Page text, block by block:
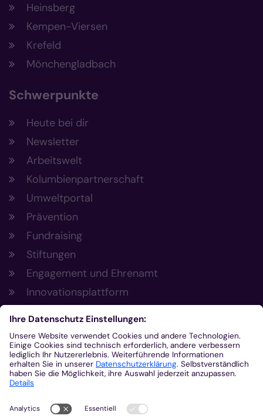
Heinsberg
Kempen-Viersen
Krefeld
Mönchengladbach
Schwerpunkte
Heute bei dir
Newsletter
Arbeitswelt
Kolumbienpartnerschaft
Umweltportal
Prävention
Fundraising
Stiftungen
Engagement und Ehrenamt
Innovationsplattform
Aus der Plattform
Nachrichten
Veranstaltungen
Gottesdienste
Stellenangebote